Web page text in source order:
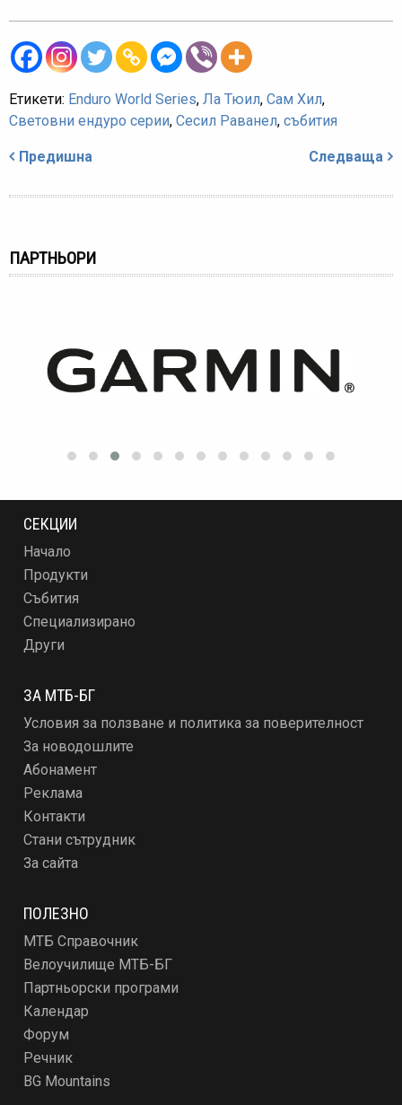
Етикети: Enduro World Series, Ла Тюил, Сам Хил,
Световни ендуро серии, Сесил Раванел, събития
Предишна Следваща
ПАРТНЬОРИ
СЕКЦИИ
Начало
Продукти
Събития
Специализирано
Други
ЗА МТБ-БГ
Условия за ползване и политика за поверителност
За новодошлите
Абонамент
Реклама
Контакти
Стани сътрудник
За сайта
ПОЛЕЗНО
МТБ Справочник
Велоучилище МТБ-БГ
Партньорски програми
Календар
Форум
Речник
BG Mountains